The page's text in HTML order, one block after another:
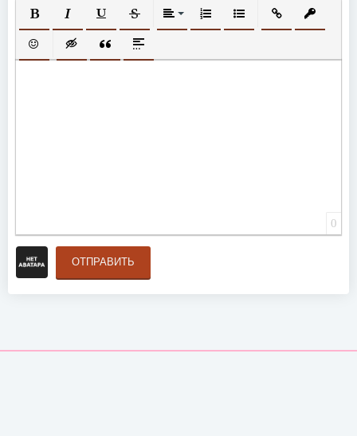
ПОЛУЖИРНЫЙ
КУРСИВПОДЧЕРКНУТЫЙ
ЗАЧЕРКНУТЫЙВЫРАВНИВАНИЕ
НУМЕРОВАННЫЙ СПИСОК
МАРКИРОВАННЫЙ
ВСТАВИТЬ
ВСТАВИТЬ СМАЙЛИК
ВСТАВКА СКРЫТОГО ТЕКСТА
ВСТАВКА ЦИТАТЫ
ВСТАВКА СПОЙЛЕРА
0
ОТПРАВИТЬ